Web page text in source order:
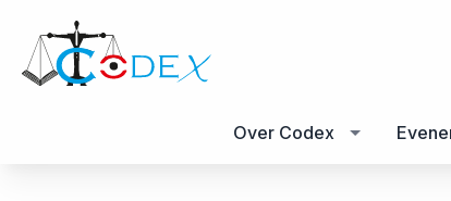
Over Codex